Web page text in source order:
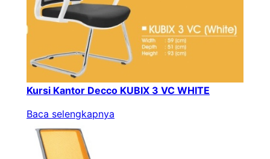
Kursi Kantor Decco KUBIX 3 VC WHITE
Baca selengkapnya